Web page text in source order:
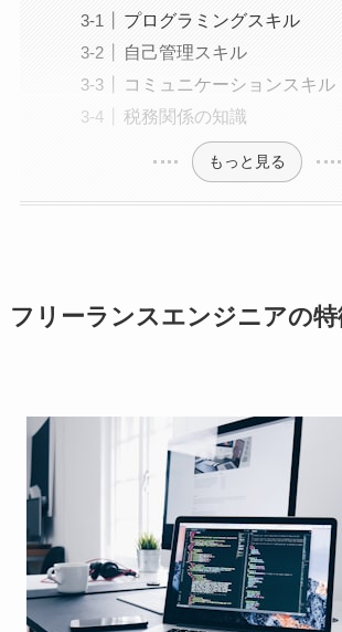
プログラミングスキル
自己管理スキル
コミュニケーションスキル
税務関係の知識
もっと見る
フリーランスエンジニアの特